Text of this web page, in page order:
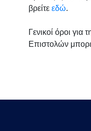
βρείτεεδώ.
Γενικοί όροι
Επιστολών